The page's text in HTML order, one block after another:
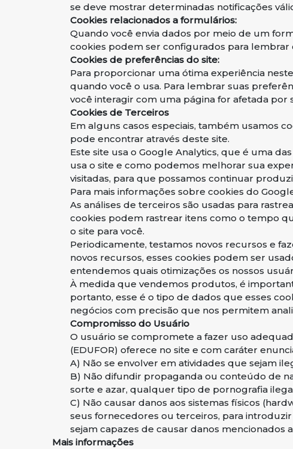
se deve mostrar determinadas notificações
Cookies relacionados a formulários:
Quando você envia dados por meio de um
cookies podem ser configurados para
Cookies de preferências do site:
Para proporcionar uma ótima experiência
quando você o usa. Para lembrar suas
você interagir com uma página for afetada por
Cookies de Terceiros
Em alguns casos especiais, também usamos
pode encontrar através deste site.
Este site usa o Google Analytics, que é uma
usa o site e como podemos melhorar sua
visitadas, para que possamos continuar
Para mais informações sobre cookies do
As análises de terceiros são usadas para
cookies podem rastrear itens como o tempo
o site para você.
Periodicamente, testamos novos recursos e
novos recursos, esses cookies podem ser
entendemos quais otimizações os nossos
À medida que vendemos produtos, é
portanto, esse é o tipo de dados que esses
negócios com precisão que nos permitem
Compromisso do Usuário
O usuário se compromete a fazer uso
(EDUFOR) oferece no site e com caráter
A) Não se envolver em atividades que sejam
B) Não difundir propaganda ou conteúdo de
sorte e azar, qualquer tipo de pornografia
C) Não causar danos aos sistemas físicos
seus fornecedores ou terceiros, para
sejam capazes de causar danos mencionados
Mais informações